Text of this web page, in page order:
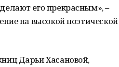
его прекрасным», –
на высокой поэтической
Дарьи Хасановой,